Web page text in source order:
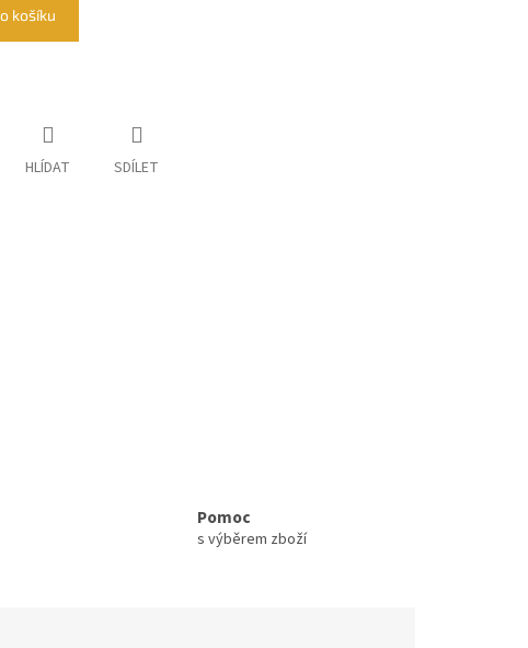
košíku
HLÍDAT SDÍLET
Pomoc
s výběrem zboží